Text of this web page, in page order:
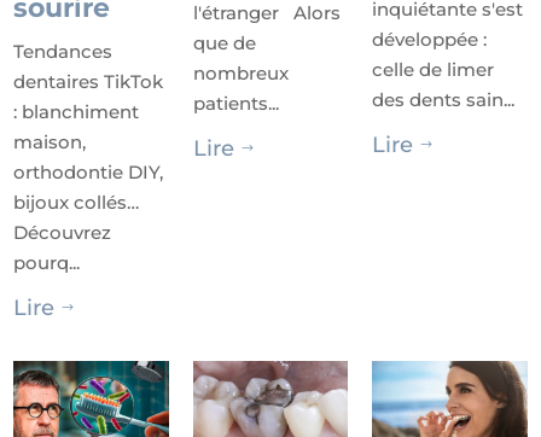
sourire
Tendances
dentaires TikTok
: blanchiment
maison,
orthodontie DIY,
bijoux collés…
Découvrez
pourq...
Lire $
l'étranger Alors
que de
nombreux
patients...
Lire $
inquiétante s'est
développée :
celle de limer
des dents sain...
Lire $